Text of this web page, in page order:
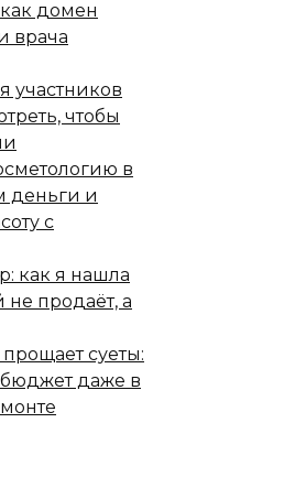
домен
врача
участников
чтобы
в
деньги и
с
как я нашла
не продаёт, а
суеты:
даже в